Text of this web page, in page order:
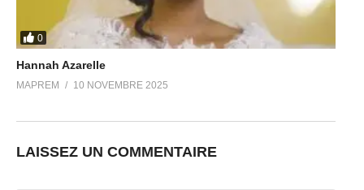
0
Hannah Azarelle
MAPREM 10 NOVEMBRE 2025
LAISSEZ UN COMMENTAIRE